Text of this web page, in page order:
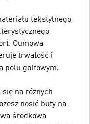
tekstylnego
Gumowa
trwałość i
polu golfowym.
na różnych
nosić buty na
środkowa